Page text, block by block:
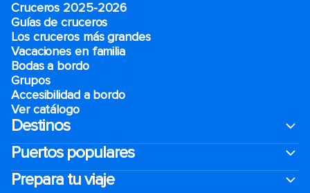
Cruceros 2025-2026
Guías de cruceros
Los cruceros más grandes
Vacaciones en familia
Bodas a bordo
Grupos
Accesibilidad a bordo
Ver catálogo
Destinos
Puertos populares
Prepara tu viaje